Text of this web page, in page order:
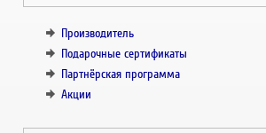
Производитель
Подарочные сертификаты
Партнёрская программа
Акции